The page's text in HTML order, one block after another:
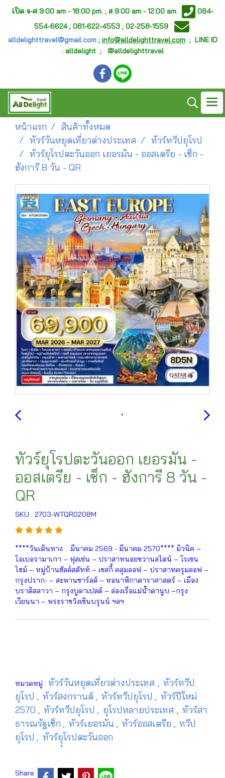
เปิด จ-ศ 9:00 am - 18:00 pm. ; ส 9:00 am - 12:00 am.
084-
554-6624 ; 081-622-4553 ; 02-258-1559
alldelighttravel@gmail.com; info@alldelighttravel.com; LINE ID
: alldelight ; @alldelighttravel
หน้าแรก
สินค้าทั้งหมด
ทัวร์วันหยุดเที่ยวต่างประเทศ
ทัวร์ทวีปยุโรป
ทัวร์ยุโรปตะวันออก เยอรมัน - ออสเตรีย - เช็ก -
ฮังการี 8 วัน - QR
ทัวร์ยุโรปตะวันออก เยอรมัน -
ออสเตรีย - เช็ก - ฮังการี 8 วัน -
QR
SKU : 2703-WTQR0208M
****วันเดินทาง : มีนาคม 2569 - มีนาคม 2570**** มิวนิค –
โอเบอรามาเกา – ฟุสเซ่น – ปราสาทนอยชวานสไตน์ – โรเซน
ไฮม์ – หมู่บ้านฮัลล์สตัทท์ – เชสกี้ คลุมลอฟ – ปราสาทครุมลอฟ –
กรุงปราก- – สะพานชาร์ลส์ – หอนาฬิกาดาราศาสตร์ – เมือง
บราติสลาวา – กรุงบูดาเปสต์ – ล่องเรือแม่น้ำดานูบ –กรุง
เวียนนา – พระราชวังเชินบรุนน์ ฯลฯ
หมวดหมู่ : ทัวร์วันหยุดเที่ยวต่างประเทศ , ทัวร์ทวีป
ยุโรป , ทัวร์สงกรานต์ , ทัวร์ทวีปยุโรป , ทัวร์ปีใหม่
2570 , ทัวร์ทวีปยุโรป , ยุโรปหลายประเทศ , ทัวร์สา
ธารณรัฐเช็ก , ทัวร์เยอรมัน , ทัวร์ออสเตรีย , ทวีป
ยุโรป , ทัวร์ยุุโรปตะวันออก
Share